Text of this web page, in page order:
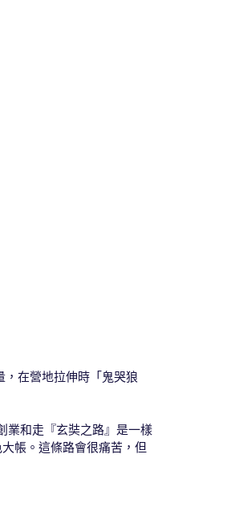
在營地拉伸時「鬼哭狼
業和走『玄奘之路』是一樣
帳。這條路會很痛苦，但